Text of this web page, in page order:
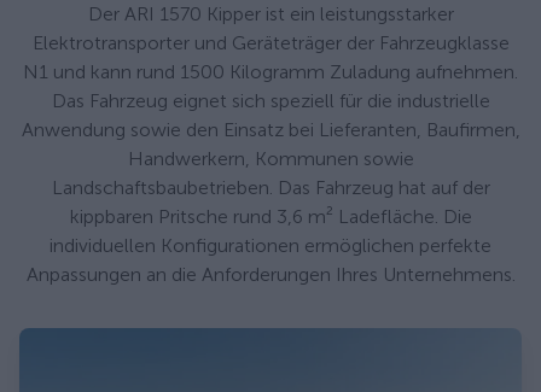
Der ARI 1570 Kipper ist ein leistungsstarker
Elektrotransporter und Geräteträger der Fahrzeugklasse
N1 und kann rund 1500 Kilogramm Zuladung aufnehmen.
Das Fahrzeug eignet sich speziell für die industrielle
Anwendung sowie den Einsatz bei Lieferanten, Baufirmen,
Handwerkern, Kommunen sowie
Landschaftsbaubetrieben. Das Fahrzeug hat auf der
kippbaren Pritsche rund 3,6 m² Ladefläche. Die
individuellen Konfigurationen ermöglichen perfekte
Anpassungen an die Anforderungen Ihres Unternehmens.